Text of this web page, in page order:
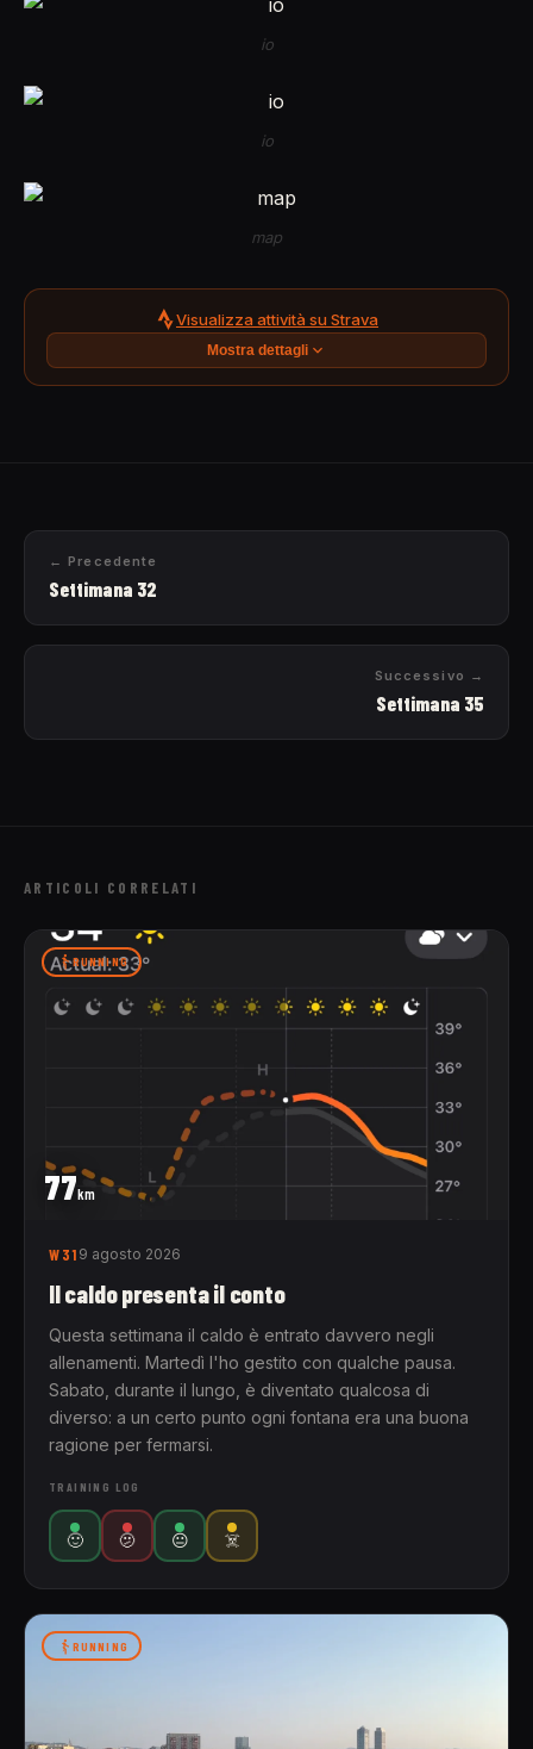
io
io
map
Visualizza attività su Strava
Mostra dettagli
← Precedente
Settimana 32
Successivo →
Settimana 35
ARTICOLI CORRELATI
77km
RUNNING
W31 9 agosto 2026
Il caldo presenta il conto
Questa settimana il caldo è entrato davvero negli
allenamenti. Martedì l'ho gestito con qualche pausa.
Sabato, durante il lungo, è diventato qualcosa di
diverso: a un certo punto ogni fontana era una buona
ragione per fermarsi.
TRAINING LOG
🙂 🫤 😐 ☠️
RUNNING